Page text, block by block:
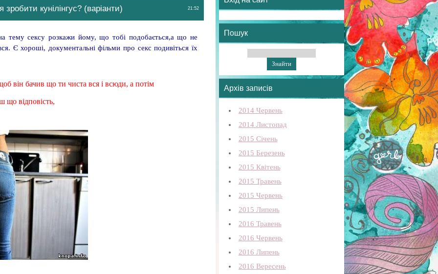
21:52
кунілінгус? (варіанти)
тему сексу розкажи йому, що тобі подобається,а що не
Є хороші, документальні фільми про секс подивіться їх
він бачив що ти чиста вся і всюди, а потім
що відповість,
Пошук
Архів записів
2014 Червень
2014 Листопад
2015 Січень
2015 Березень
2015 Квітень
2015 Травень
2015 Червень
2015 Липень
2016 Травень
2016 Червень
2016 Липень
2016 Вересень